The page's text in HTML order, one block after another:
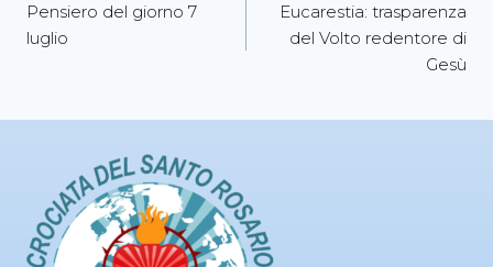
Pensiero del giorno 7
luglio
Eucarestia: trasparenza
del Volto redentore di
Gesù